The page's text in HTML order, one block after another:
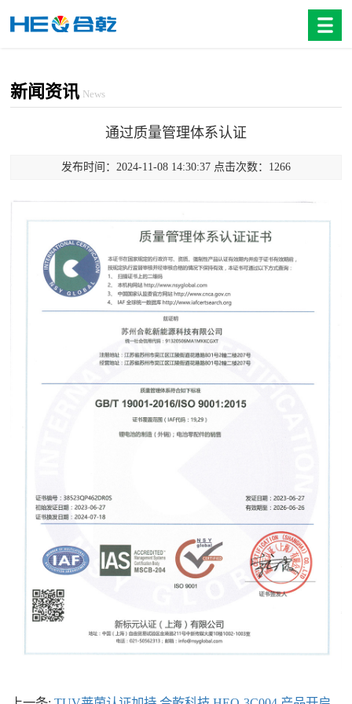
新闻资讯 News
通过质量管理体系认证
发布时间：2024-11-08 14:30:37 点击次数：1266